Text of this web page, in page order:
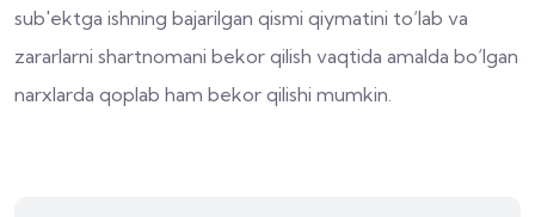
sub'ektga ishning bajarilgan qismi qiymatini to‘lab va
zararlarni shartnomani bekor qilish vaqtida amalda bo‘lgan
narxlarda qoplab ham bekor qilishi mumkin.